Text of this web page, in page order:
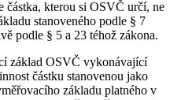
částka, kterou si OSVČ určí, ne
stanoveného podle § 7
podle § 5 a 23 téhož zákona.
základ OSVČ vykonávající
částku stanovenou jako
základu platného v